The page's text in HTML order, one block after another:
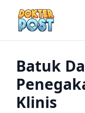
Batuk
Klinis